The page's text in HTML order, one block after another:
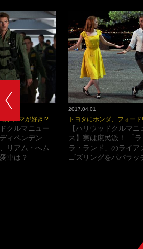
2017.04.01
トヨタにホンダ、フォー
【ハリウッドクルマニ
ス】実は庶民派！ 「ラ
ラ・ランド」のライア
ゴズリングをパパラッ
クルマが好き!?
クルマニュー
ィペンデン
リアム・へム
車は？